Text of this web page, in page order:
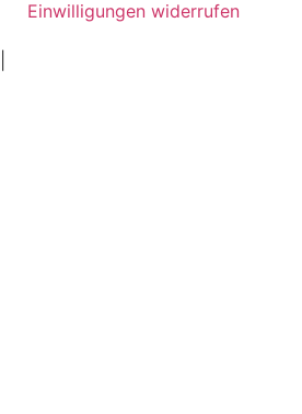
Einwilligungen widerrufen